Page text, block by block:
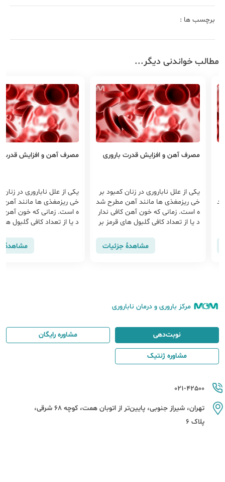
برچسب ها :
مطالب خواندنی دیگر...
مصرف آهن و افزایش قدرت باروری
یکی از علل ناباروری در زنان کمبود بر
خی ریزمغذی ها مانند آهن مطرح شد
ه است. زمانی که خون آهن کافی ندار
د یا از تعداد کافی گلبول های قرمز بر
مشاهدهٔ جزئیات
مصرف آهن و افزایش قدرت
یکی از علل ناباروری در زنان
خی ریزمغذی ها مانند
ه است. زمانی که خون آهن
د یا از تعداد کافی گلبول
مشاهدهٔ
مرکز باروری و درمان ناباروری
021-42500
تهران، شیراز جنوبی، پایین‌تر از اتوبان همت، کوچه 68 شرقی،
پلاک 6
نوبت‌دهی مشاوره رایگان
مشاوره ژنتیک